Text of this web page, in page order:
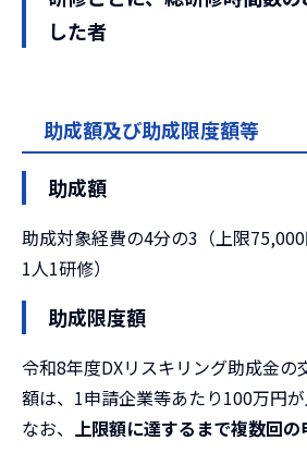
した者
助成額及び助成限度額等
助成額
助成対象経費の4分の3（上限
1人1研修）
助成限度額
令和8年度DXリスキリング助成金の
額は、1申請企業等あたり100万円が
なお、 上限額に達するまで複数回